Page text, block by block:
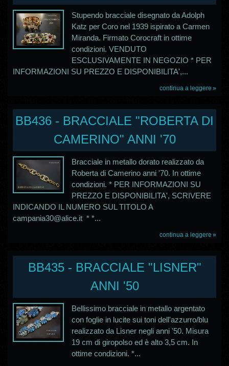
Stupendo bracciale disegnato da Adolph
Katz per Coro nel 1939 ispirato a Carmen
Miranda. Firmato Corocraft in ottime
condizioni. VENDUTO
ESCLUSIVAMENTE IN NEGOZIO * PER
INFORMAZIONI SU PREZZO E DISPONIBILITA',...
continua a leggere
BB436 - BRACCIALE "ROBERTA DI
CAMERINO" ANNI '70
Bracciale in metallo dorato realizzato da
Roberta di Camerino anni '70. In ottime
condizioni. * PER INFORMAZIONI SU
PREZZO E DISPONIBILITA', SCRIVERE
INDICANDO IL NUMERO SUL TITOLO A
campania30@alice.it * *...
continua a leggere
BB435 - BRACCIALE "LISNER"
ANNI '50
Bellissimo bracciale in metallo argentato
con foglie in lucite sui toni dell'azzurro/blu
realizzato da Lisner negli anni '50. Misura
19 cm di giropolso ed è alto 3,5 cm. In
ottime condizioni. *...